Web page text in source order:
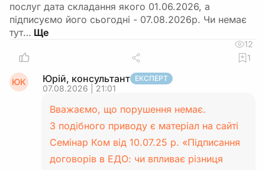
послуг дата складання якого 01.06.2026, а
підписуємо його сьогодні - 07.08.2026р. Чи немає
тут…
12
1
ЮК Юрій, консультант ЕКСПЕРТ
07.08.2026 | 21:01
Вважаємо, що порушення немає.
З подібного приводу є матеріал на сайті
Семінар Ком від 10.07.25 р. «Підписання
договорів в ЕДО: чи впливає різниця